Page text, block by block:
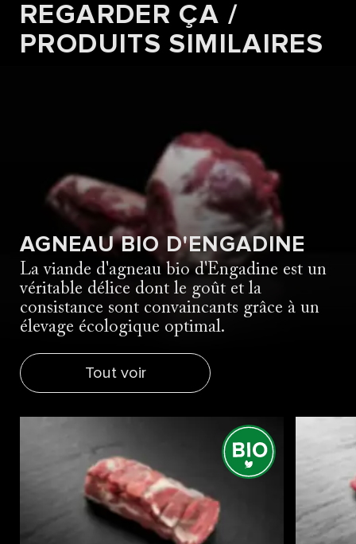
REGARDER ÇA /
PRODUITS SIMILAIRES
AGNEAU BIO D'ENGADINE
La viande d'agneau bio d'Engadine est un
véritable délice dont le goût et la
consistance sont convaincants grâce à un
élevage écologique optimal.
Tout voir